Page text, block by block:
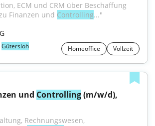
ECM und CRM über Beschaffung
Finanzen und Controlling..."
Gütersloh Homeoffice Vollzeit
und Controlling (m/w/d),
Rechnungswesen,